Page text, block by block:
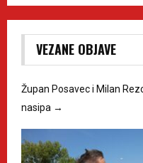
VEZANE OBJAVE
Župan Posavec i Milan
nasipa →